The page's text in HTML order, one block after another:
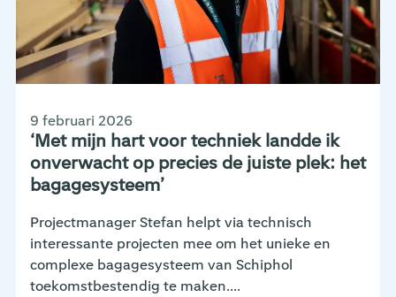
‘Met mijn hart voor techniek landde ik
onverwacht op precies de juiste plek: het
bagagesysteem’
9 februari 2026
Projectmanager Stefan helpt via technisch
interessante projecten mee om het unieke en
complexe bagagesysteem van Schiphol
toekomstbestendig te maken....